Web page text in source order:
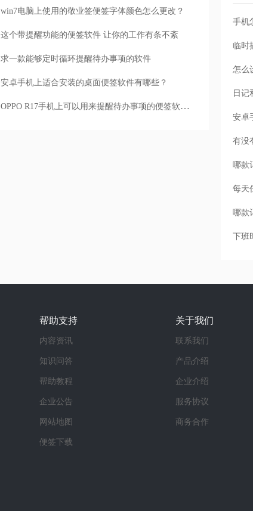
win7电脑上使用的敬业签便签字体颜色怎么更改？
这个带提醒功能的便签软件 让你的工作有条不紊
求一款能够定时循环提醒待办事项的软件
安卓手机上适合安装的桌面便签软件有哪些？
OPPO R17手机上可以用来提醒待办事项的便签软件有哪些？
手机
怎么
每天
下班
帮助支持
内容资讯
知识问答
帮助教程
企业公告
网站地图
便签下载
关于我们
联系我们
产品介绍
企业介绍
服务协议
商务合作